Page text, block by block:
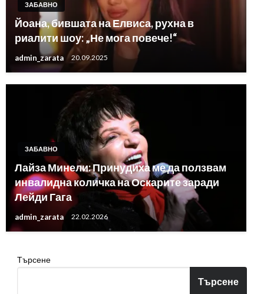
ЗАБАВНО
Йоана, бившата на Елвиса, рухна в
риалити шоу: „Не мога повече!“
admin_zarata 20.09.2025
ЗАБАВНО
Лайза Минели: Принудиха ме да ползвам
инвалидна количка на Оскарите заради
Лейди Гага
admin_zarata 22.02.2026
Търсене
Търсене